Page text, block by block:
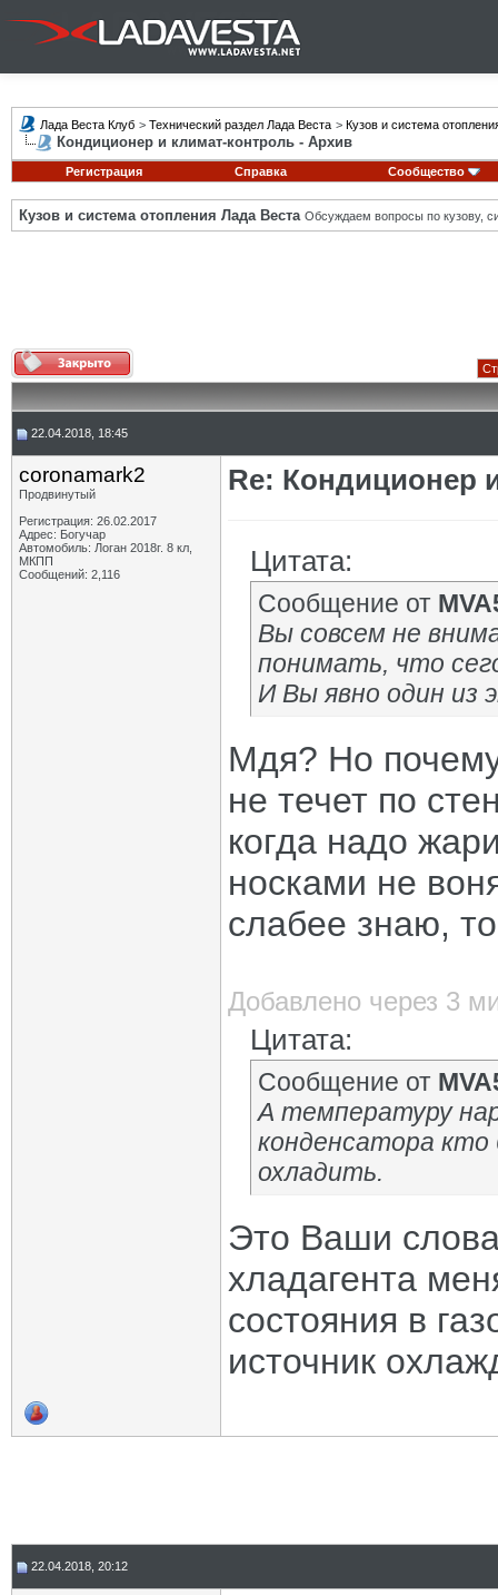
Лада Веста Клуб > Технический раздел Лада Веста > Кузов и система
Кондиционер и климат-контроль - Архив
Регистрация Справка Сообщество
Кузов и система отопления Лада Веста Обсуждаем вопросы по кузову,
22.04.2018, 18:45
coronamark2
Продвинутый
Регистрация: 26.02.2017
Адрес: Богучар
Автомобиль: Логан 2018г. 8 кл,
МКПП
Сообщений: 2,116
Re: Кондиционер
Цитата:
Сообщение от
Вы совсем не
понимать, что
И Вы явно один из
Мдя? Но
не течет по
когда надо
носками не
слабее знаю,
Добавлено через 3
Цитата:
Сообщение от
А температуру
конденсатора
охладить.
Это Ваши
хладагента
состояния в
источник
22.04.2018, 20:12